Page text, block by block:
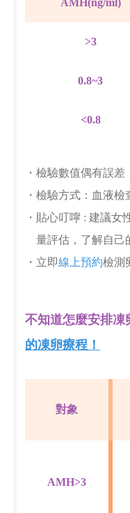
AMH(ng/ml)
>3
0.8~3
<0.8
・檢驗數值偶有誤
・檢驗方式：血液檢
・貼心叮嚀 : 建議女
量評估，了解自己
・立即線上預約檢測
不知道怎麼安排凍
的凍卵療程！
對象
AMH>3